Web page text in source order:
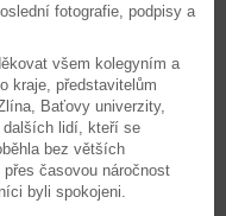
fotografie, podpisy a
všem kolegyním a
kraje, představitelům
Baťovy univerzity,
dalších lidí, kteří se
bez větších
časovou náročnost
byli spokojeni.